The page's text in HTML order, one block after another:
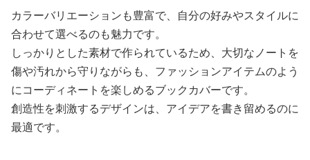
カラーバリエーションも豊富で、自分の好みやスタイルに
合わせて選べるのも魅力です。
しっかりとした素材で作られているため、大切なノートを
傷や汚れから守りながらも、ファッションアイテムのよう
にコーディネートを楽しめるブックカバーです。
創造性を刺激するデザインは、アイデアを書き留めるのに
最適です。